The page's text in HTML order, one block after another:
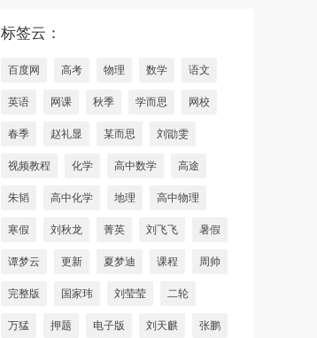
标签云：
百度网 高考 物理 数学 语文
英语 网课 秋季 学而思 网校
春季 赵礼显 某而思 刘勖雯
视频教程 化学 高中数学 高途
朱韬 高中化学 地理 高中物理
寒假 刘秋龙 菁英 刘飞飞 暑假
谭梦云 更新 夏梦迪 课程 周帅
完整版 国家玮 刘莹莹 二轮
万猛 押题 电子版 刘天麒 张鹏